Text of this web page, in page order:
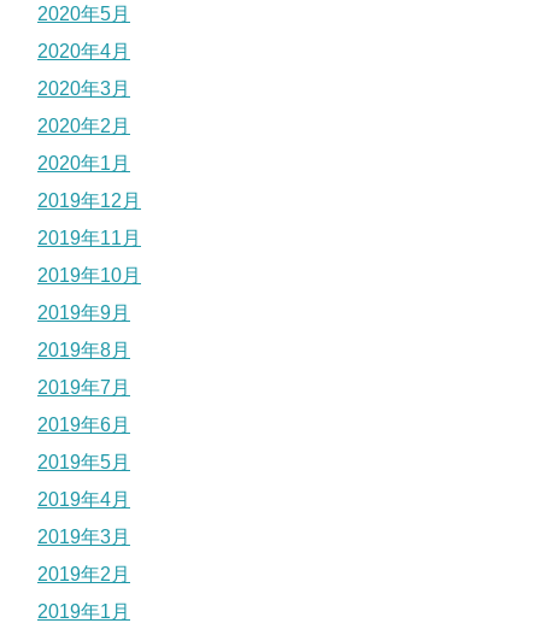
2020年5月
2020年4月
2020年3月
2020年2月
2020年1月
2019年12月
2019年11月
2019年10月
2019年9月
2019年8月
2019年7月
2019年6月
2019年5月
2019年4月
2019年3月
2019年2月
2019年1月